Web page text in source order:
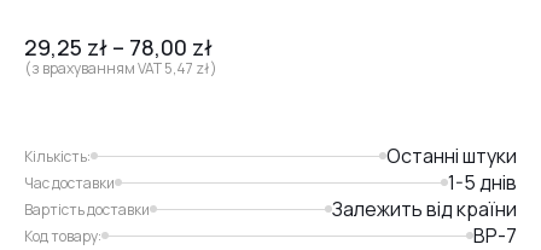
29,25 zł – 78,00 zł
(з врахуванням VAT5,47 zł)
Кількість: Останні штуки
Час доставки 1-5 днів
Вартість доставки Залежить від країни
Код товару: BP-7